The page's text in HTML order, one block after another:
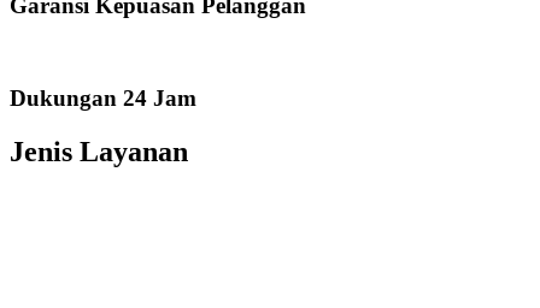
Garansi Kepuasan Pelanggan
Dukungan 24 Jam
Jenis Layanan